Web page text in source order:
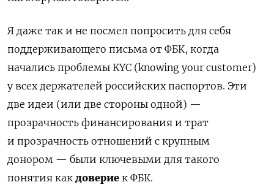
Я даже так и не посмел попросить для себя
поддерживающего письма от ФБК, когда
начались проблемы KYC (knowing your customer)
у всех держателей российских паспортов. Эти
две идеи (или две стороны одной) —
прозрачность финансирования и трат
и прозрачность отношений с крупным
донором — были ключевыми для такого
понятия как доверие к ФБК.